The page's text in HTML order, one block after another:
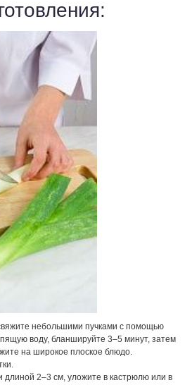
небольшими пучками с помощью
воду, бланшируйте 3–5 минут, затем
на широкое плоское блюдо.
длиной 2–3 см, уложите в кастрюлю или в